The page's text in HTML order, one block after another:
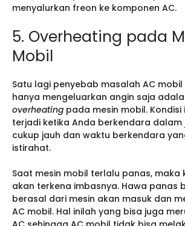
menyalurkan freon ke komponen AC.
5. Overheating pada
Mobil
Satu lagi penyebab masalah AC
hanya mengeluarkan angin saja
overheating pada mesin mobil. Kondisi
terjadi ketika Anda berkendara dalam
cukup jauh dan waktu berkendara
istirahat.
Saat mesin mobil terlalu panas, maka
akan terkena imbasnya. Hawa panas
berasal dari mesin akan masuk dan
AC mobil. Hal inilah yang bisa juga